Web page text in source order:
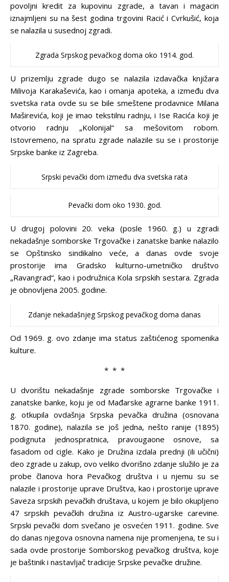
povoljni kredit za kupovinu zgrade, a tavan i magacin
iznajmljeni su na šest godina trgovini Racić i Cvrkušić, koja
se nalazila u susednoj zgradi.
Zgrada Srpskog pevačkog doma oko 1914. god.
U prizemlju zgrade dugo se nalazila izdavačka knjižara
Milivoja Karakaševića, kao i omanja apoteka, a između dva
svetska rata ovde su se bile smeštene prodavnice Milana
Maširevića, koji je imao tekstilnu radnju, i Ise Racića koji je
otvorio radnju „Kolonijal“ sa mešovitom robom.
Istovremeno, na spratu zgrade nalazile su se i prostorije
Srpske banke iz Zagreba.
Srpski pevački dom između dva svetska rata
Pevački dom oko 1930. god.
U drugoj polovini 20. veka (posle 1960. g.) u zgradi
nekadašnje somborske Trgovačke i zanatske banke nalazilo
se Opštinsko sindikalno veće, a danas ovde svoje
prostorije ima Gradsko kulturno-umetničko društvo
„Ravangrad“, kao i podružnica Kola srpskih sestara. Zgrada
je obnovljena 2005. godine.
Zdanje nekadašnjeg Srpskog pevačkog doma danas
Od 1969. g. ovo zdanje ima status zaštićenog spomenika
kulture.
* * *
U dvorištu nekadašnje zgrade somborske Trgovačke i
zanatske banke, koju je od Mađarske agrarne banke 1911.
g. otkupila ovdašnja Srpska pevačka družina (osnovana
1870. godine), nalazila se još jedna, nešto ranije (1895)
podignuta jednospratnica, pravougaone osnove, sa
fasadom od cigle. Kako je Družina izdala prednji (ili učični)
deo zgrade u zakup, ovo veliko dvorišno zdanje služilo je za
probe članova hora Pevačkog društva i u njemu su se
nalazile i prostorije uprave Društva, kao i prostorije uprave
Saveza srpskih pevačkih društava, u kojem je bilo okupljeno
47 srpskih pevačkih družina iz Austro-ugarske carevine.
Srpski pevački dom svečano je osvećen 1911. godine. Sve
do danas njegova osnovna namena nije promenjena, te su i
sada ovde prostorije Somborskog pevačkog društva, koje
je baštinik i nastavljač tradicije Srpske pevačke družine.